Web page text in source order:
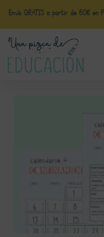
Envío GRATIS a partir de 50€ en